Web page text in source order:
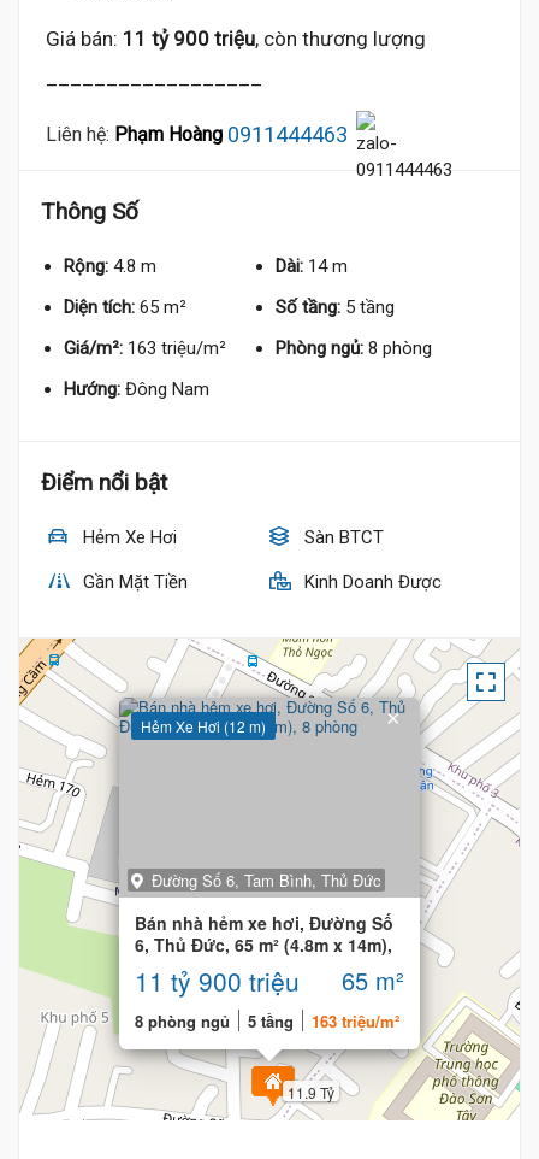
Giá bán: 11 tỷ 900 triệu, còn thương lượng
Liên hệ: Phạm Hoàng 0911444463
Thông Số
Rộng: 4.8 m Dài: 14 m
Diện tích: 65 m² Số tầng: 5 tầng
Giá/m²: 163 triệu/m² Phòng ngủ: 8 phòng
Hướng: Đông Nam
Điểm nổi bật
Hẻm Xe Hơi Sàn BTCT
Gần Mặt Tiền Kinh Doanh Được
11.9 Tỷ
Hẻm Xe Hơi (12 m)
Đường Số 6, Tam Bình, Thủ Đức
Bán nhà hẻm xe hơi, Đường Số
6, Thủ Đức, 65 m² (4.8m x 14m),
8 phòng
11 tỷ 900 triệu 65 m²
8 phòng ngủ 5 tầng 163 triệu/m²
×